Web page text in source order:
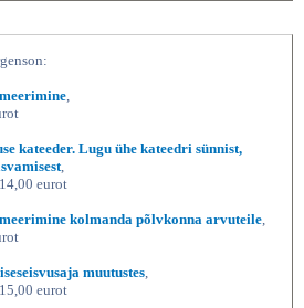
,
kateeder. Lugu ühe kateedri sünnist,
,
eurot
kolmanda põlvkonna arvuteile,
muutustes,
eurot